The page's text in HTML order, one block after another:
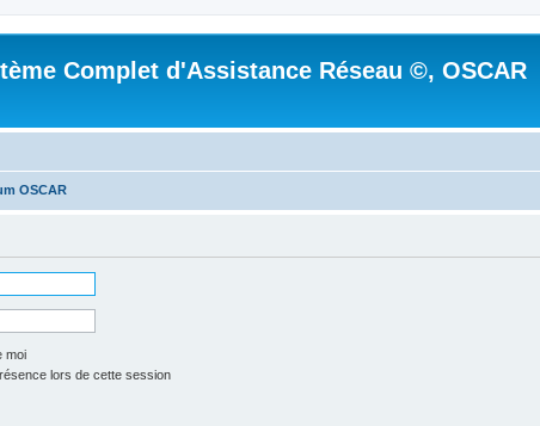
Complet d'Assistance Réseau ©, OSCAR
OSCAR
moi
lors de cette session